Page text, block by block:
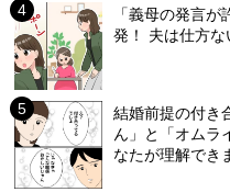
「義母の発言
発！ 夫は仕方な
結婚前提の付き
ん」と「オムラ
なたが理解でき